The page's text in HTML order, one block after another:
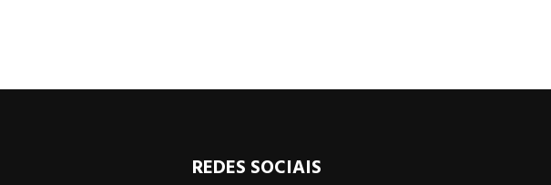
REDES SOCIAIS